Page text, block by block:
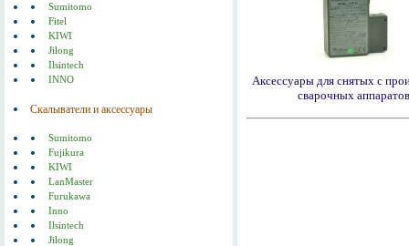
Sumitomo
Fitel
KIWI
Jilong
Ilsintech
INNO
Скалыватели и аксессуары
Sumitomo
Fujikura
KIWI
LanMaster
Furukawa
Inno
Ilsintech
Jilong
Аксессуары для снятых с
сварочных